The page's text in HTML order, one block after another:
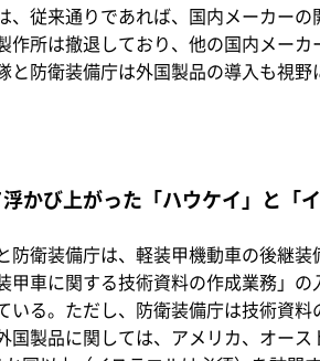
、従来通りであれば、国内メーカー
作所は撤退しており、他の国内メー
と防衛装備庁は外国製品の導入も視野
かび上がった「ハウケイ」と「イ
防衛装備庁は、軽装甲機動車の後継
甲車に関する技術資料の作成業務」
いる。ただし、防衛装備庁は技術資
国製品に関しては、アメリカ、オー